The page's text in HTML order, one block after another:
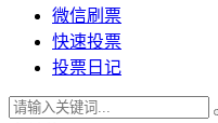
微信刷票
快速投票
投票日记